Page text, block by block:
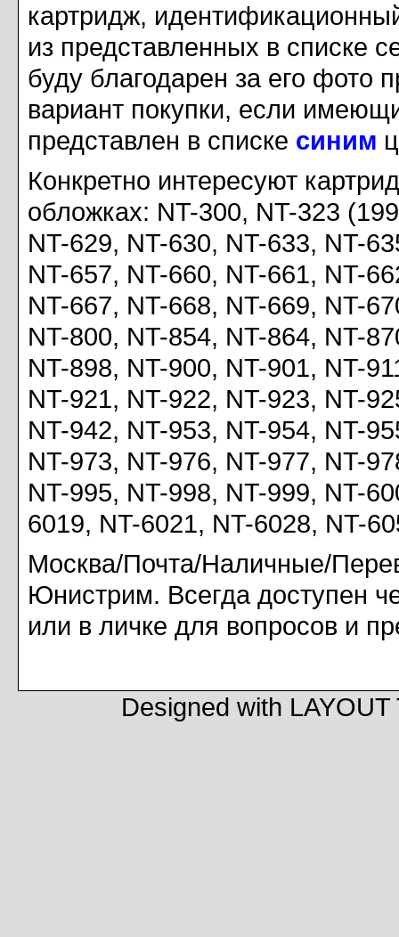
картридж,
из представленных в списке
буду благодарен за его фото
вариант покупки, если
представлен в списке синим
Конкретно интересуют
обложках: NT-300, NT-323
NT-629, NT-630, NT-633, NT-
NT-657, NT-660, NT-661, NT-
NT-667, NT-668, NT-669, NT-
NT-800, NT-854, NT-864, NT-
NT-898, NT-900, NT-901, NT-
NT-921, NT-922, NT-923, NT-
NT-942, NT-953, NT-954, NT-
NT-973, NT-976, NT-977, NT-
NT-995, NT-998, NT-999, NT-
6019, NT-6021, NT-6028, NT-
Москва/Почта/Наличные/
Юнистрим. Всегда доступен
или в личке для вопросов и
Designed with